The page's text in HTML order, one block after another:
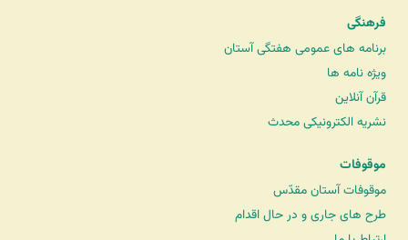
فرهنگی
برنامه های عمومی هفتگی آستان
ویژه نامه ها
قرآن آنلاین
نشریه الکترونیکی محدث
موقوفات
موقوفات آستان مقدّس
طرح های جاری و در حال اقدام